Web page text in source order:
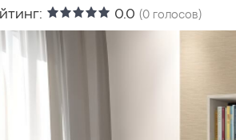
0.0 (0 голосов)